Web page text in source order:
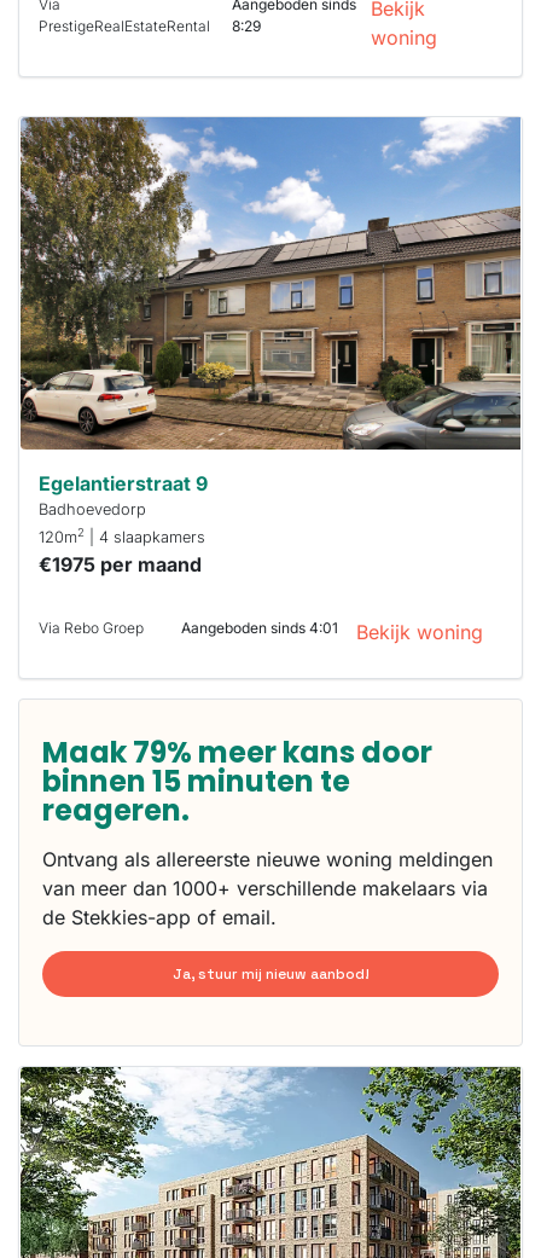
Via
PrestigeRealEstateRental
Aangeboden sinds
8:29
Bekijk
woning
Deze woning
is
waarschijnlijk
al verhuurd
Om kans te
maken moet je
binnen 15
minuten
reageren.
Stekkies helpt
je hierbij!
Egelantierstraat 9
Badhoevedorp
120m2 | 4 slaapkamers
€1975 per maand
Via Rebo Groep Aangeboden sinds 4:01 Bekijk woning
Maak 79% meer kans door
binnen 15 minuten te
reageren.
Ontvang als allereerste nieuwe woning meldingen
van meer dan 1000+ verschillende makelaars via
de Stekkies-app of email.
Ja, stuur mij nieuw aanbod!
Deze woning
is
waarschijnlijk
al verhuurd
Om kans te
maken moet je
binnen 15
minuten
reageren.